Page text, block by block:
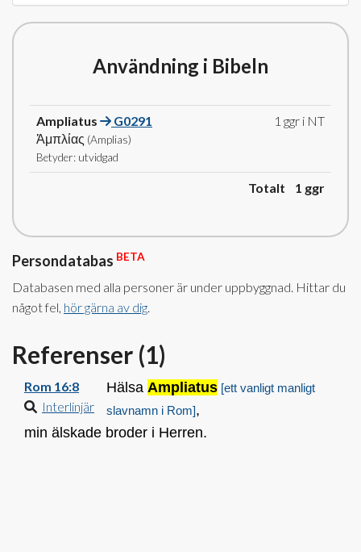
Användning i Bibeln
Ampliatus
G0291
Ἀμπλίας (Amplias)
Betyder: utvidgad
1 ggr i NT
Totalt 1 ggr
Persondatabas BETA
Databasen med alla personer är under uppbyggnad. Hittar du
något fel, hör gärna av dig.
Referenser (1)
Rom 16:8
Interlinjär
Hälsa Ampliatus [ett vanligt manligt
slavnamn i Rom],
min älskade broder i Herren.